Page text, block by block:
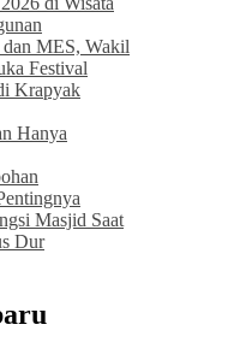
MES, Wakil
Festival
Krapyak
Hanya
Masjid Saat
Dur